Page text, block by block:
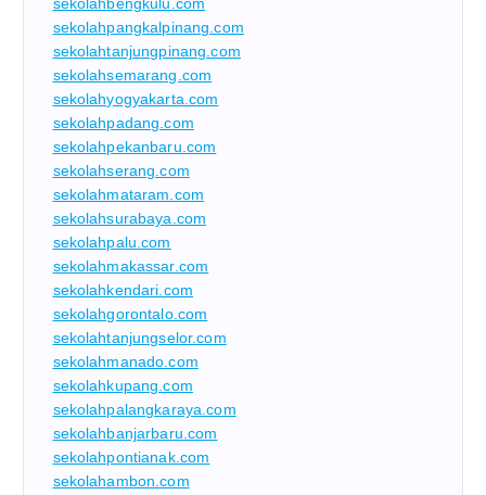
sekolahbengkulu.com
sekolahpangkalpinang.com
sekolahtanjungpinang.com
sekolahsemarang.com
sekolahyogyakarta.com
sekolahpadang.com
sekolahpekanbaru.com
sekolahserang.com
sekolahmataram.com
sekolahsurabaya.com
sekolahpalu.com
sekolahmakassar.com
sekolahkendari.com
sekolahgorontalo.com
sekolahtanjungselor.com
sekolahmanado.com
sekolahkupang.com
sekolahpalangkaraya.com
sekolahbanjarbaru.com
sekolahpontianak.com
sekolahambon.com